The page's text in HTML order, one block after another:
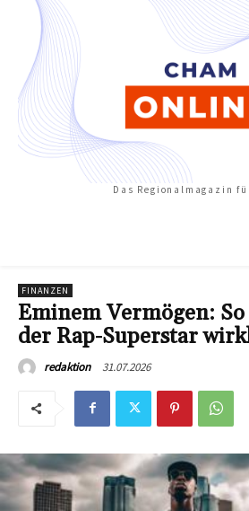
Das Regionalmagazin
FINANZEN
Eminem Vermögen:
der Rap-Superstar
redaktion 31.07.2026